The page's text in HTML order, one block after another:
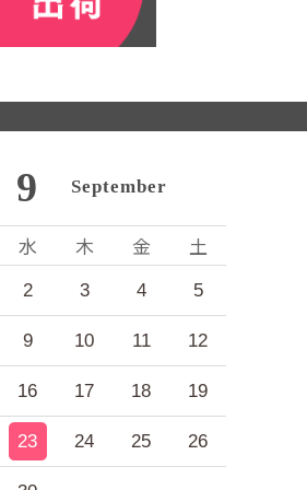
9 September
水 木 金 土
2 3 4 5
9 10 11 12
16 17 18 19
23 24 25 26